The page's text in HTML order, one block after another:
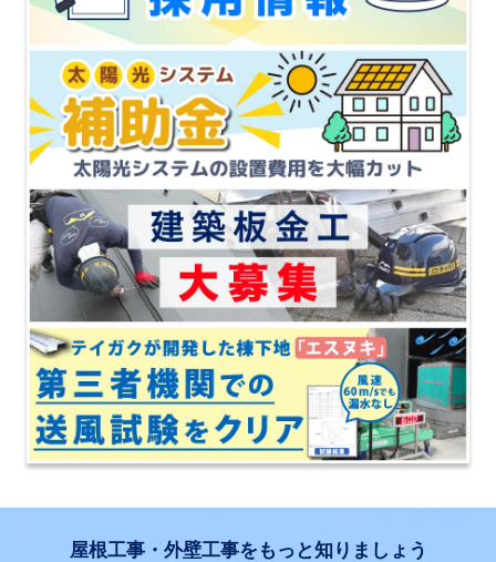
屋根工事・外壁工事をもっと知りましょう